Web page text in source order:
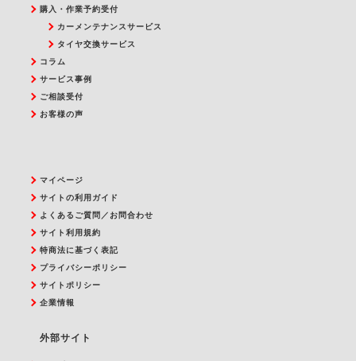
購入・作業予約受付
カーメンテナンスサービス
タイヤ交換サービス
コラム
サービス事例
ご相談受付
お客様の声
マイページ
サイトの利用ガイド
よくあるご質問／お問合わせ
サイト利用規約
特商法に基づく表記
プライバシーポリシー
サイトポリシー
企業情報
外部サイト